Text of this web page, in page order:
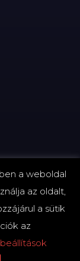
a weboldal
az oldalt,
a sütik
az